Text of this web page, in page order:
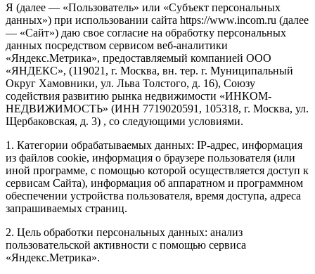
Я (далее — «Пользователь» или «Субъект персональных
данных») при использовании сайта https://www.incom.ru (далее
— «Сайт») даю свое согласие на обработку персональных
данных посредством сервисом веб-аналитики
«Яндекс.Метрика», предоставляемый компанией ООО
«ЯНДЕКС», (119021, г. Москва, вн. тер. г. Муниципальный
Округ Хамовники, ул. Льва Толстого, д. 16), Союзу
содействия развитию рынка недвижимости «ИНКОМ-
НЕДВИЖИМОСТЬ» (ИНН 7719020591, 105318, г. Москва, ул.
Щербаковская, д. 3) , со следующими условиями.
1. Категории обрабатываемых данных: IP-адрес, информация
из файлов cookie, информация о браузере пользователя (или
иной программе, с помощью которой осуществляется доступ к
сервисам Сайта), информация об аппаратном и программном
обеспечении устройства пользователя, время доступа, адреса
запрашиваемых страниц.
2. Цель обработки персональных данных: анализ
пользовательской активности с помощью сервиса
«Яндекс.Метрика».